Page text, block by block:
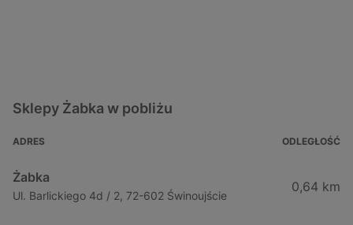
Sklepy Żabka w pobliżu
ADRES ODLEGŁOŚĆ
Żabka
Ul. Barlickiego 4d / 2, 72-602 Świnoujście
0,64 km